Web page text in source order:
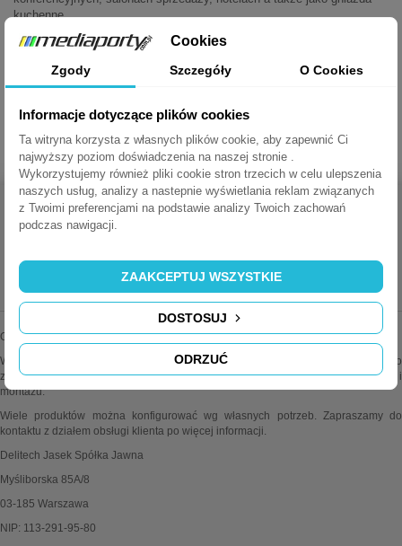
kuchenne.
Mediaporty Schulte EVOline zostały objęte międzynarodowymi
patentami. Zostały uhonorowane nagrodą "Reddot award"
potwierdzającą wysoki poziom funkcjonalności i elegancki wygląd.
KARTA KATALOGOWA EVOLINIE PORT
MEDIAPORTY.COM.PL
Oferujemy najwyższej jakości mediaporty wiodących marek.
Wszystkie oferowane przez nas produkty są oryginalne i sprawdzone. Dodatkowo
zapewniamy fachową pomoc techniczną i doradztwo w sprawach instalacji i
montażu.
Wiele produktów można konfigurować wg własnych potrzeb. Zapraszamy do
kontaktu z działem obsługi klienta po więcej informacji.
Delitech Jasek Spółka Jawna
Myśliborska 85A/8
03-185 Warszawa
NIP: 113-291-95-80
Cookies
Zgody Szczegóły O Cookies
Informacje dotyczące plików cookies
Ta witryna korzysta z własnych plików cookie, aby zapewnić Ci
najwyższy poziom doświadczenia na naszej stronie .
Wykorzystujemy również pliki cookie stron trzecich w celu ulepszenia
naszych usług, analizy a nastepnie wyświetlania reklam związanych
z Twoimi preferencjami na podstawie analizy Twoich zachowań
podczas nawigacji.
ODRZUĆ
DOSTOSUJ
ZAAKCEPTUJ WSZYSTKIE